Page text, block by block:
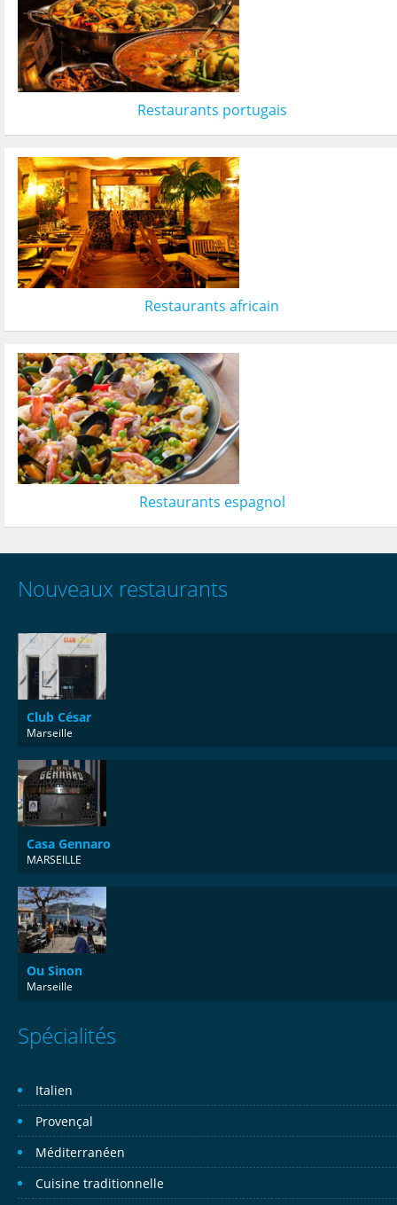
Restaurants portugais
Restaurants africain
Restaurants espagnol
Nouveaux restaurants
Club César
Marseille
Casa Gennaro
MARSEILLE
Ou Sinon
Marseille
Spécialités
Italien
Provençal
Méditerranéen
Cuisine traditionnelle